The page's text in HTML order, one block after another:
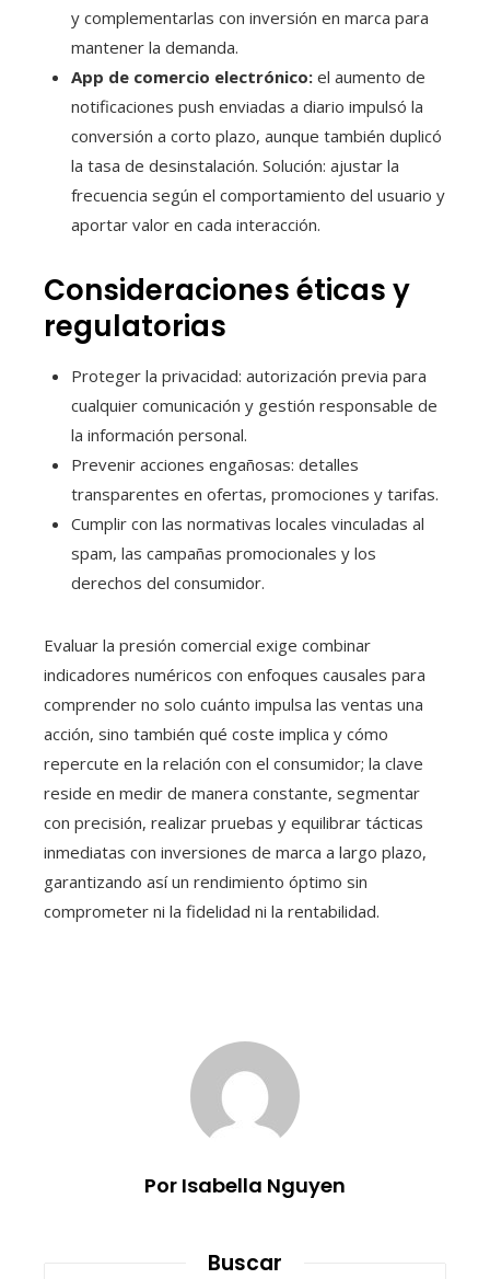
y complementarlas con inversión en marca para
mantener la demanda.
App de comercio electrónico: el aumento de
notificaciones push enviadas a diario impulsó la
conversión a corto plazo, aunque también duplicó
la tasa de desinstalación. Solución: ajustar la
frecuencia según el comportamiento del usuario y
aportar valor en cada interacción.
Consideraciones éticas y
regulatorias
Proteger la privacidad: autorización previa para
cualquier comunicación y gestión responsable de
la información personal.
Prevenir acciones engañosas: detalles
transparentes en ofertas, promociones y tarifas.
Cumplir con las normativas locales vinculadas al
spam, las campañas promocionales y los
derechos del consumidor.
Evaluar la presión comercial exige combinar
indicadores numéricos con enfoques causales para
comprender no solo cuánto impulsa las ventas una
acción, sino también qué coste implica y cómo
repercute en la relación con el consumidor; la clave
reside en medir de manera constante, segmentar
con precisión, realizar pruebas y equilibrar tácticas
inmediatas con inversiones de marca a largo plazo,
garantizando así un rendimiento óptimo sin
comprometer ni la fidelidad ni la rentabilidad.
Por Isabella Nguyen
Buscar